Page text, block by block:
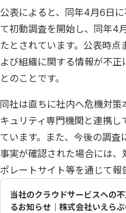
公表によると、同年4月6日
て初動調査を開始し、同年4
たとされています。公表時
よび組織に関する情報が不
とのことです。
同社は直ちに社内へ危機対
キュリティ専門機関と連携
ています。また、今後の調
事実が確認された場合には
ポレートサイト等を通じて報
当社のクラウドサービスへの
るお知らせ｜株式会社いえら